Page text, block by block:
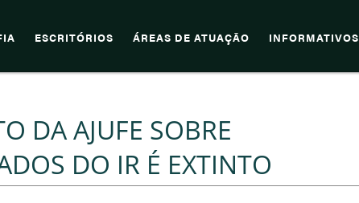
ESCRITÓRIOS ÁREAS DE ATUAÇÃO INFORMATIVOS
DA AJUFE SOBRE
DO IR É EXTINTO